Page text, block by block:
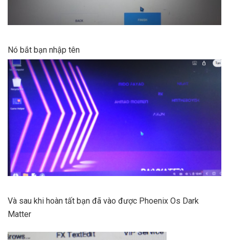
Nó bắt bạn nhập tên
Và sau khi hoàn tất bạn đã vào được Phoenix Os Dark
Matter